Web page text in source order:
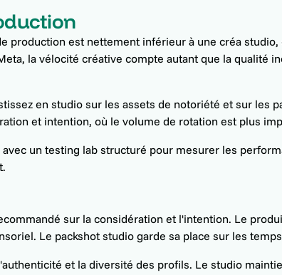
production est nettement inférieur à une créa studio,
la vélocité créative compte autant que la qualité
en studio sur les assets de notoriété et sur les
et intention, où le volume de rotation est plus
un testing lab structuré pour mesurer les
sur la considération et l'intention. Le
Le packshot studio garde sa place sur les
et la diversité des profils. Le studio